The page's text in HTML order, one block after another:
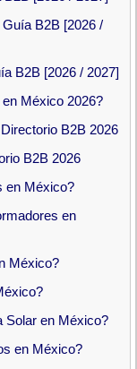
B2B [2026 /
B2B [2026 / 2027]
México 2026?
B2B 2026
B2B 2026
en México?
en
México?
Solar en México?
en México?